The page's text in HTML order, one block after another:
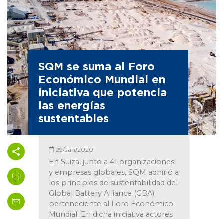
SQM se suma al Foro
Económico Mundial en
iniciativa que potencia
las energías
sustentables
29/Jan/2020
En Suiza, junto a 41 organizaciones
y empresas globales, SQM adhirió a
los principios de sustentabilidad del
Global Battery Alliance (GBA)
perteneciente al Foro Económico
Mundial. En dicha iniciativa actores